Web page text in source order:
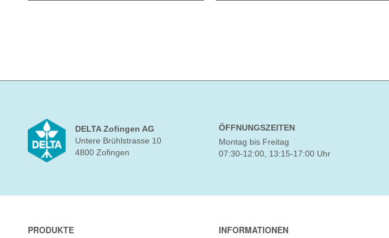
DELTA Zofingen AG
Untere Brühlstrasse 10
4800 Zofingen
ÖFFNUNGSZEITEN
Montag bis Freitag
07:30-12:00, 13:15-17:00 Uhr
PRODUKTE INFORMATIONEN